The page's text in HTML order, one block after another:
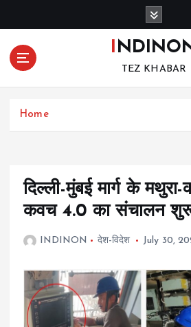
o
TEZ KHABAR
Home
दिल्ली-मुंबई मार्ग के
कवच 4.0 का संचालन
INDINON देश-विदेश July 30,